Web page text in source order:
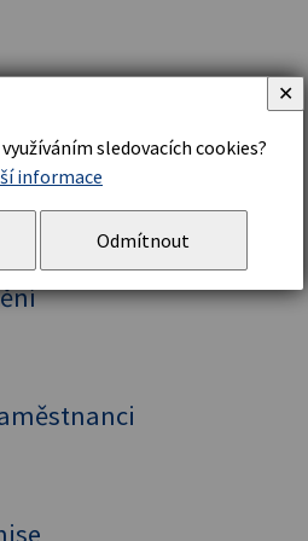
struktura
sledovacích cookies?
informace
Odmítnout
✕